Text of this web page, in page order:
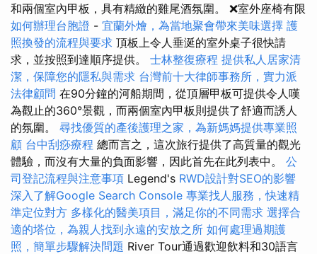
和兩個室內甲板，具有精緻的雞尾酒氛圍。 ❌室外座椅有限
如何辦理台胞證 - 宜蘭外燴，為當地聚會帶來美味選擇 護
照換發的流程與要求 頂板上令人垂涎的室外桌子很快請
求，並按照到達順序提供。 士林整復療程 提供私人居家清
潔，保障您的隱私與需求 台灣前十大律師事務所，實力派
法律顧問 在90分鐘的河船期間，從頂層甲板可提供令人嘆
為觀止的360°景觀，而兩個室內甲板則提供了舒適而誘人
的氛圍。 尋找優質的產後護理之家，為新媽媽提供專業照
顧 台中刮痧療程 總而言之，這次旅行提供了高質量的觀光
體驗，而沒有大量的負面影響，因此首先在此列表中。 公
司登記流程與注意事項 Legend's RWD設計對SEO的影響
深入了解Google Search Console 專業找人服務，快速精
準定位對方 多樣化的醫美項目，滿足你的不同需求 選擇合
適的塔位，為親人找到永遠的安放之所 如何處理過期護
照，簡單步驟解決問題 River Tour通過歡迎飲料和30語言